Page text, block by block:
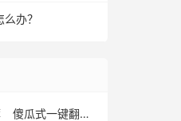
办？
傻瓜式一键翻墙VPN客户端